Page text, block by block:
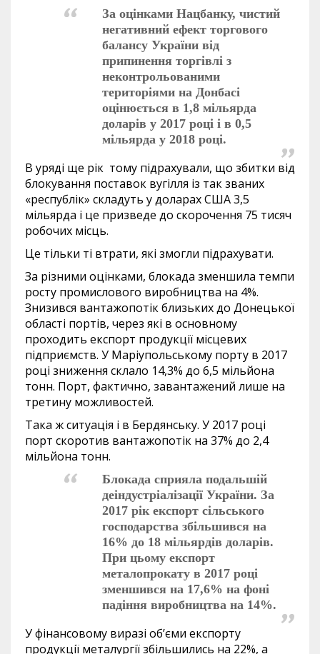
За оцінками Нацбанку, чистий
негативний ефект торгового
балансу України від
припинення торгівлі з
неконтрольованими
територіями на Донбасі
оцінюється в 1,8 мільярда
доларів у 2017 році і в 0,5
мільярда у 2018 році.
В уряді ще рік тому підрахували, що збитки від
блокування поставок вугілля із так званих
«республік» складуть у доларах США 3,5
мільярда і це призведе до скорочення 75 тисяч
робочих місць.
Це тільки ті втрати, які змогли підрахувати.
За різними оцінками, блокада зменшила темпи
росту промислового виробництва на 4%.
Знизився вантажопотік близьких до Донецької
області портів, через які в основному
проходить експорт продукції місцевих
підприємств. У Маріупольському порту в 2017
році зниження склало 14,3% до 6,5 мільйона
тонн. Порт, фактично, завантажений лише на
третину можливостей.
Така ж ситуація і в Бердянську. У 2017 році
порт скоротив вантажопотік на 37% до 2,4
мільйона тонн.
Блокада сприяла подальшій
деіндустріалізації України. За
2017 рік експорт сільського
господарства збільшився на
16% до 18 мільярдів доларів.
При цьому експорт
металопрокату в 2017 році
зменшився на 17,6% на фоні
падіння виробництва на 14%.
У фінансовому виразі об’єми експорту
продукції металургії збільшились на 22%, а